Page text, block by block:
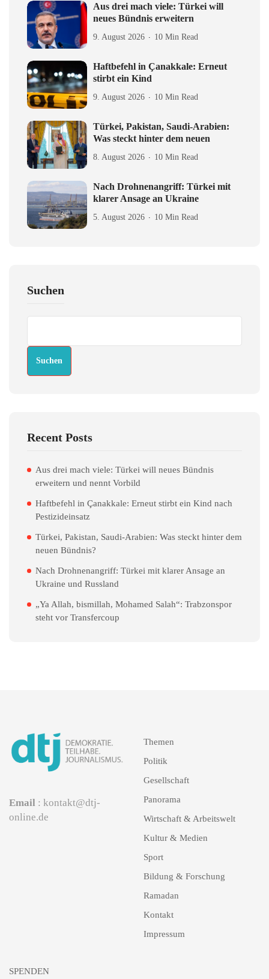
Aus drei mach viele: Türkei will
neues Bündnis erweitern
9. August 2026 10 Min Read
Haftbefehl in Çanakkale: Erneut
stirbt ein Kind
9. August 2026 10 Min Read
Türkei, Pakistan, Saudi-Arabien:
Was steckt hinter dem neuen
8. August 2026 10 Min Read
Nach Drohnenangriff: Türkei mit
klarer Ansage an Ukraine
5. August 2026 10 Min Read
Suchen
Suchen
Recent Posts
Aus drei mach viele: Türkei will neues Bündnis
erweitern und nennt Vorbild
Haftbefehl in Çanakkale: Erneut stirbt ein Kind nach
Pestizideinsatz
Türkei, Pakistan, Saudi-Arabien: Was steckt hinter dem
neuen Bündnis?
Nach Drohnenangriff: Türkei mit klarer Ansage an
Ukraine und Russland
„Ya Allah, bismillah, Mohamed Salah“: Trabzonspor
steht vor Transfercoup
Email : kontakt@dtj-
online.de
Themen
Politik
Gesellschaft
Panorama
Wirtschaft & Arbeitswelt
Kultur & Medien
Sport
Bildung & Forschung
Ramadan
Kontakt
Impressum
SPENDEN